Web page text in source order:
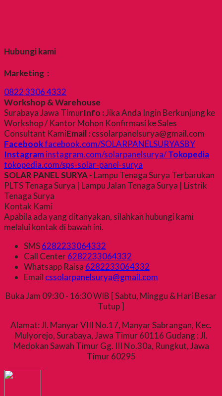
Hubungi kami
Marketing :
0822 3306 4332
Workshop & Warehouse
Surabaya Jawa TimurInfo :Jika Anda Ingin Berkunjung ke
Workshop / Kantor Mohon Konfirmasi ke Sales
Consultant KamiEmail : cssolarpanelsurya@gmail.com
Facebookfacebook.com/SOLARPANELSURYASBY
Instagraminstagram.com/solarpanelsurya/Tokopedia
tokopedia.com/sps-solar-panel-surya
SOLAR PANEL SURYA- Lampu Tenaga Surya Terbarukan
PLTS Tenaga Surya | Lampu Jalan Tenaga Surya | Listrik
Tenaga Surya
Kontak Kami
Apabila ada yang ditanyakan, silahkan hubungi kami
melalui kontak di bawah ini.
SMS6282233064332
Call Center6282233064332
Whatsapp Raisa 6282233064332
Email cssolarpanelsurya@gmail.com
Buka Jam 09:30 - 16:30 WIB [ Sabtu, Minggu & Hari Besar
Tutup ]
Alamat: Jl. Manyar VIII No.17, Manyar Sabrangan, Kec.
Mulyorejo, Surabaya, Jawa Timur 60116 Gudang : Jl.
Medokan Sawah Timur Gg. III No.30a, Rungkut, Jawa
Timur 60295